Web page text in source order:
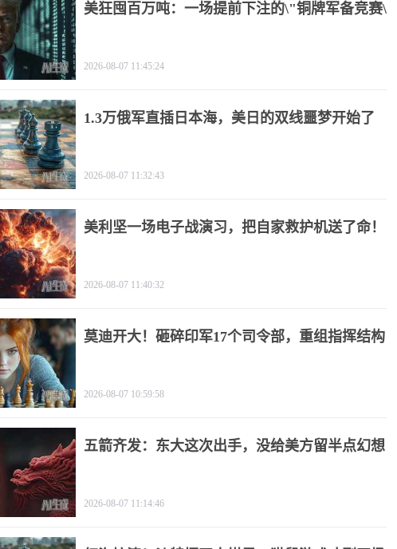
美狂囤百万吨：一场提前下注的\"铜牌军备竞赛\"
2026-08-07 11:45:24
1.3万俄军直插日本海，美日的双线噩梦开始了
2026-08-07 11:32:43
美利坚一场电子战演习，把自家救护机送了命！
2026-08-07 11:40:32
莫迪开大！砸碎印军17个司令部，重组指挥结构
2026-08-07 10:59:58
五箭齐发：东大这次出手，没给美方留半点幻想
2026-08-07 11:14:46